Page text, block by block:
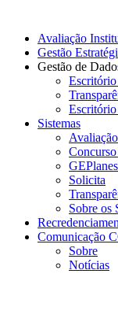
Avaliação
Gestão
Gestão de
Sistemas
GEPlanes
Solicita
Sobre os
Comunicação
Sobre
Notícias